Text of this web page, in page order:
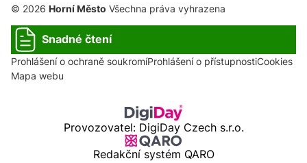
© 2026 Horní Město Všechna práva vyhrazena
Snadné čtení
Prohlášení o ochraně soukromíProhlášení o přístupnostiCookies
Mapa webu
Provozovatel: DigiDay Czech s.r.o.
Redakční systém QARO